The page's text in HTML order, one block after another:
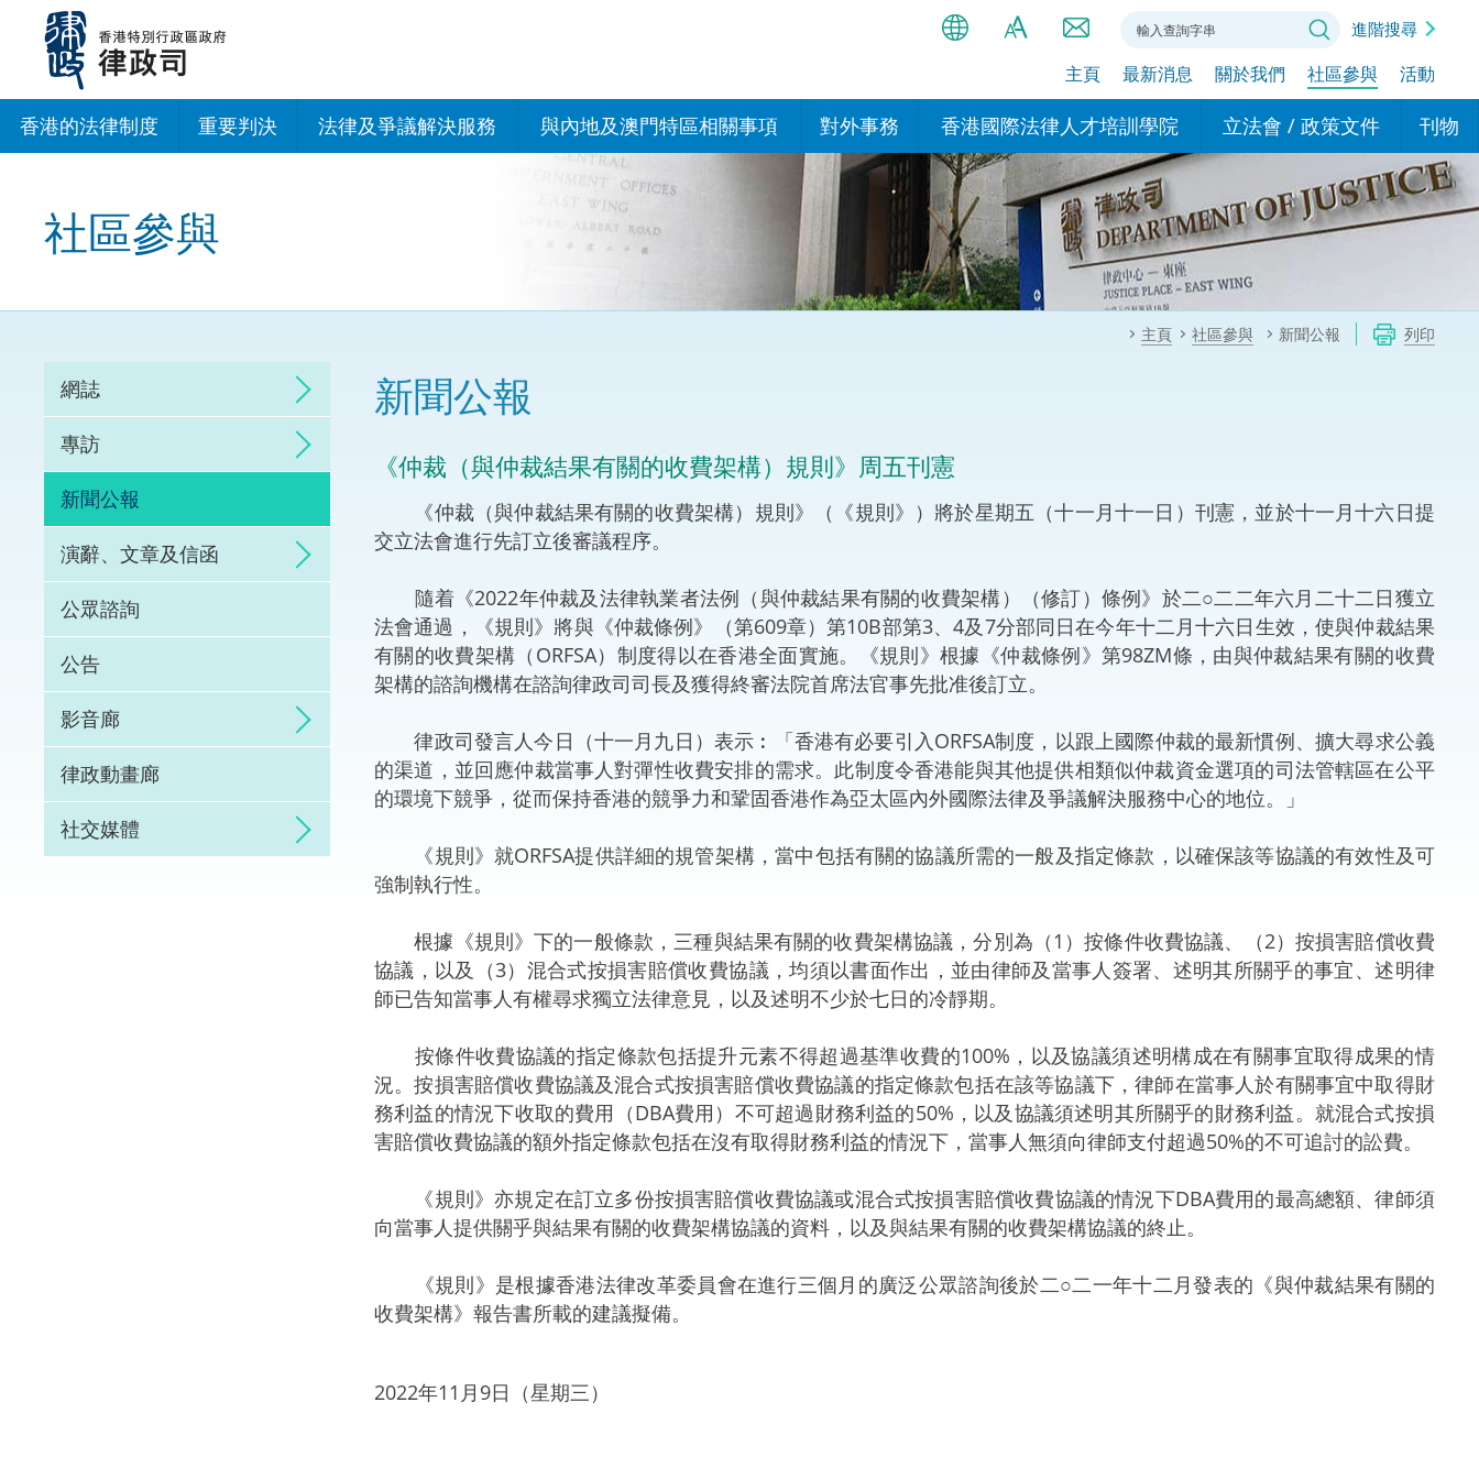
內
简
EN
Bahasa Indonesia (印尼語)
हिन्दी (印度語)
नेपाली (尼泊爾語)
Tiếng Việt (越南語)
A
A
進階搜尋
主頁 最新消息 關於我們 社區參與 活動
香港的法律制度 重要判決 法律及爭議解決服務
訴訟
網上爭議解決及法律科技
體育爭議解決先導計劃
能力建設
法律樞紐
促成交易和爭議解決服務中心
與內地及澳門特區相關事項
與內地的安排
香港與內地相互認可和執行民
商事案件判決的安排
關於建立更緊密經貿關係的安
與澳門特區的安排
“一帶一路”建設
對外事務
國際政府機構在香港設立辦事
處或運作
多邊協定
其他協定
香港國際法律人才培訓學院
我們的學院
我們的專家委員會
我們的辦公室
我們的培訓課程和能力建設項
立法會 / 政策文件
現行政策措施
政策文件
特別財務委員會
刊物
基本
民事
法律
維護
刑事
一般
社區參與
主頁 社區參與 新聞公報 列印
網誌
專訪
新聞公報
演辭、文章及信函
公眾諮詢
公告
影音廊
律政動畫廊
社交媒體
新聞公報
《仲裁（與仲裁結果有關的收費架構）規則》周五刊憲
《仲裁（與仲裁結果有關的收費架構）規則》（《規則》）將於星期五（十一月十一日）刊憲，並於十一月十六日提
交立法會進行先訂立後審議程序。
隨着《2022年仲裁及法律執業者法例（與仲裁結果有關的收費架構）（修訂）條例》於二○二二年六月二十二日獲立
法會通過，《規則》將與《仲裁條例》（第609章）第10B部第3、4及7分部同日在今年十二月十六日生效，使與仲裁結果
有關的收費架構（ORFSA）制度得以在香港全面實施。《規則》根據《仲裁條例》第98ZM條，由與仲裁結果有關的收費
架構的諮詢機構在諮詢律政司司長及獲得終審法院首席法官事先批准後訂立。
律政司發言人今日（十一月九日）表示︰「香港有必要引入ORFSA制度，以跟上國際仲裁的最新慣例、擴大尋求公義
的渠道，並回應仲裁當事人對彈性收費安排的需求。此制度令香港能與其他提供相類似仲裁資金選項的司法管轄區在公平
的環境下競爭，從而保持香港的競爭力和鞏固香港作為亞太區內外國際法律及爭議解決服務中心的地位。」
《規則》就ORFSA提供詳細的規管架構，當中包括有關的協議所需的一般及指定條款，以確保該等協議的有效性及可
強制執行性。
根據《規則》下的一般條款，三種與結果有關的收費架構協議，分別為（1）按條件收費協議、（2）按損害賠償收費
協議，以及（3）混合式按損害賠償收費協議，均須以書面作出，並由律師及當事人簽署、述明其所關乎的事宜、述明律
師已告知當事人有權尋求獨立法律意見，以及述明不少於七日的冷靜期。
按條件收費協議的指定條款包括提升元素不得超過基準收費的100%，以及協議須述明構成在有關事宜取得成果的情
況。按損害賠償收費協議及混合式按損害賠償收費協議的指定條款包括在該等協議下，律師在當事人於有關事宜中取得財
務利益的情況下收取的費用（DBA費用）不可超過財務利益的50%，以及協議須述明其所關乎的財務利益。就混合式按損
害賠償收費協議的額外指定條款包括在沒有取得財務利益的情況下，當事人無須向律師支付超過50%的不可追討的訟費。
《規則》亦規定在訂立多份按損害賠償收費協議或混合式按損害賠償收費協議的情況下DBA費用的最高總額、律師須
向當事人提供關乎與結果有關的收費架構協議的資料，以及與結果有關的收費架構協議的終止。
《規則》是根據香港法律改革委員會在進行三個月的廣泛公眾諮詢後於二○二一年十二月發表的《與仲裁結果有關的
收費架構》報告書所載的建議擬備。
2022年11月9日（星期三）